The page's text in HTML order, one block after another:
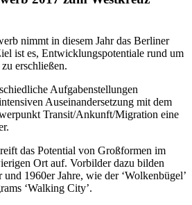
nimmt in diesem Jahr das Berliner
ist es, Entwicklungspotentiale rund um
erschließen.
Aufgabenstellungen
Auseinandersetzung mit dem
Transit/Ankunft/Migration eine
das Potential von Großformen im
Ort auf. Vorbilder dazu bilden
1960er Jahre, wie der ‘Wolkenbügel’
‘Walking City’.